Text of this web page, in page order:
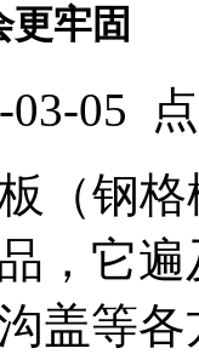
牢固
03-05
（钢格
，它
盖等